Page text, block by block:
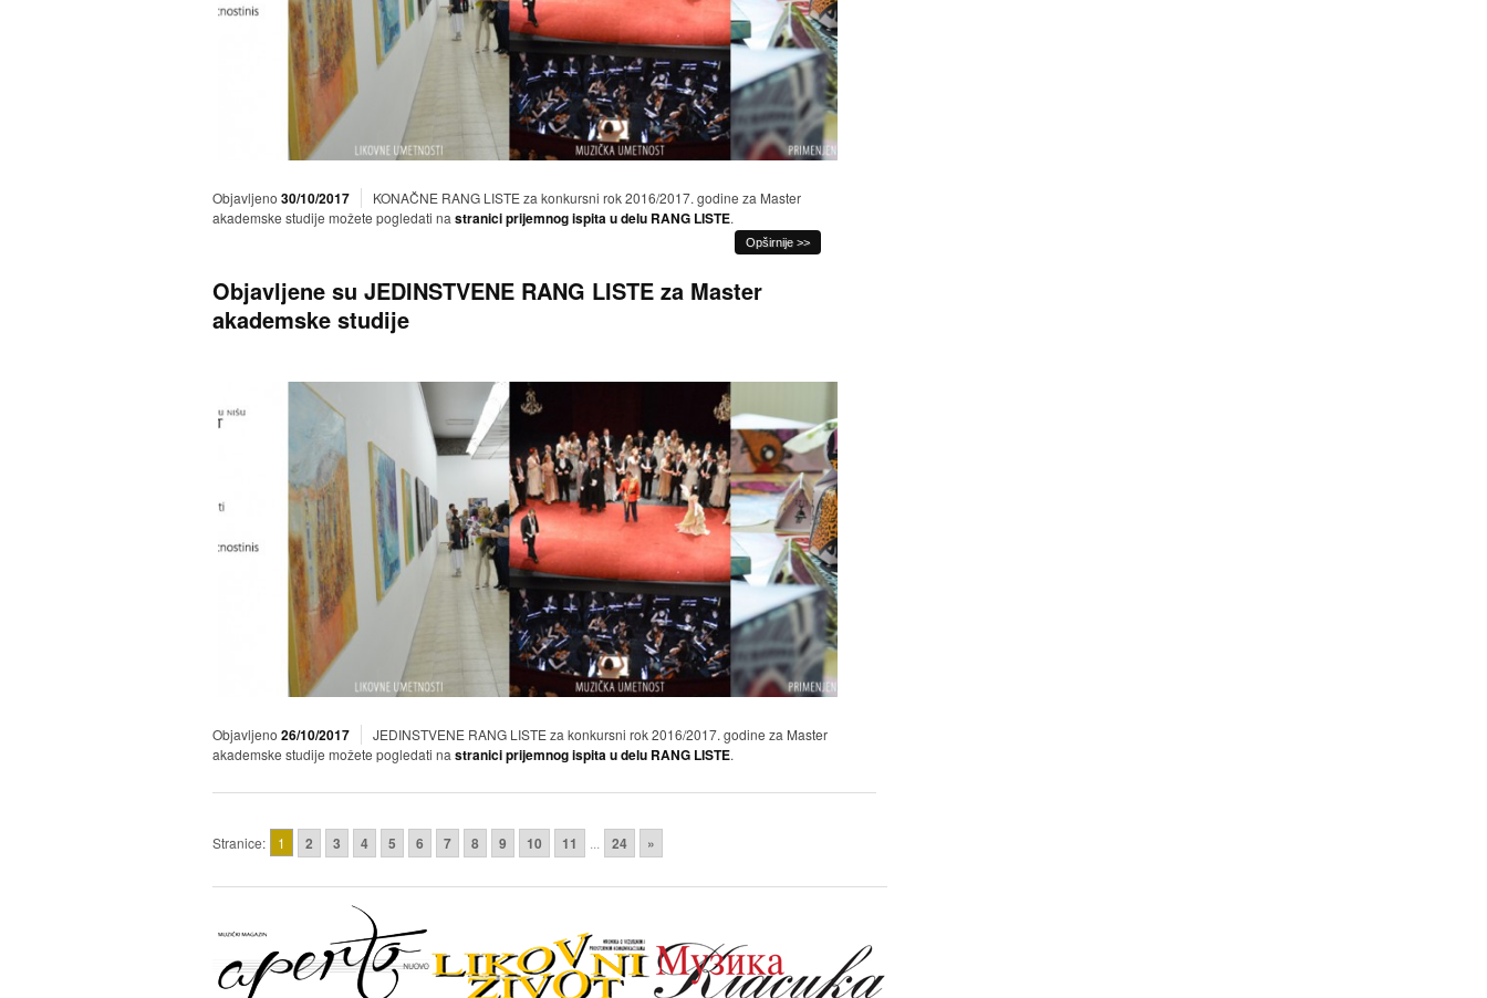
Objavljeno 30/10/2017
KONAČNE RANG LISTE za konkursni rok 2016/2017. godine za Master
akademske studije možete pogledati na stranici prijemnog ispita u delu RANG LISTE.
Opširnije >>
Objavljene su JEDINSTVENE RANG LISTE za Master
akademske studije
Objavljeno 26/10/2017
JEDINSTVENE RANG LISTE za konkursni rok 2016/2017. godine za Master
akademske studije možete pogledati na stranici prijemnog ispita u delu RANG LISTE.
Stranice: 1 2 3 4 5 6 7 8 9 10 11 24 »